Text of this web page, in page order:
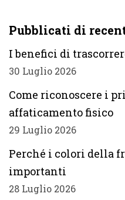
Pubblicati di
I benefici di
30 Luglio 2026
Come riconoscere i
affaticamento fisico
29 Luglio 2026
Perché i colori della
importanti
28 Luglio 2026